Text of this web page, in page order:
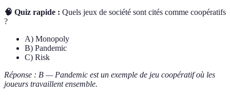
🧠 Quiz rapide : Quels jeux de société sont cités comme coopératifs
?
A) Monopoly
B) Pandemic
C) Risk
Réponse : B — Pandemic est un exemple de jeu coopératif où les
joueurs travaillent ensemble.